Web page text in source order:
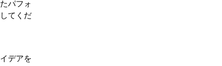
パフォ
てくだ
デアを